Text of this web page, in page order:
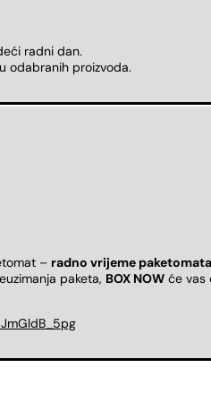
radni dan.
odabranih proizvoda.
– radno vrijeme
paketa, BOX NOW će vas